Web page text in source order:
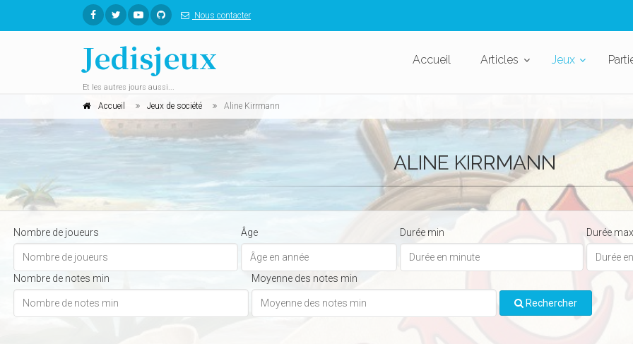
Nous contacter
Jedisjeux
Et les autres jours aussi...
Accueil Articles Jeux
Accueil Jeux de société Aline Kirrmann
ALINE KIRRMANN
Nombre de joueurs Âge Durée min Durée max
Nombre de notes min Moyenne des notes min
Rechercher